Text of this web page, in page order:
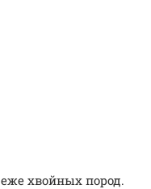
хвойных пород.